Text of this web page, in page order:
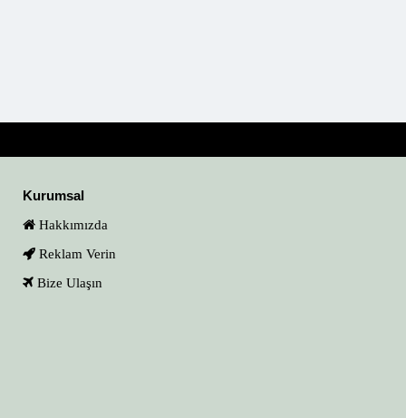
Kurumsal
Hakkımızda
Reklam Verin
Bize Ulaşın